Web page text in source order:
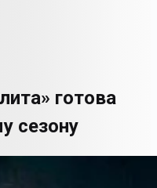
готова
сезону